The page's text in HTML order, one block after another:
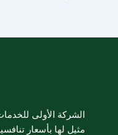
الشركة الأولى
مثيل لها بأسعار تنافسية